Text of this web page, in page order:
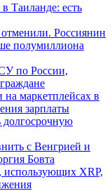
Таиланде: есть
Россиянин
полумиллиона
по России,
маркетплейсах в
зарплаты
долгосрочную
с Венгрией и
Бовта
XRP,